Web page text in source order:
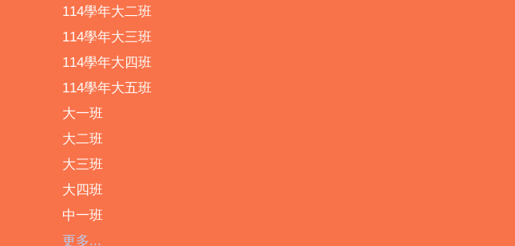
114學年大二班
114學年大三班
114學年大四班
114學年大五班
大一班
大二班
大三班
大四班
中一班
更多...